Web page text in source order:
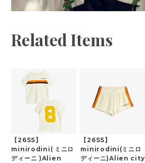
Related Items
【26SS】
minirodini( ミニロ
ディーニ )Alien
【26SS】
minirodini(ミニロ
ディーニ)Alien city